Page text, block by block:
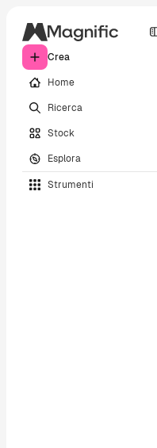
Crea
Home
Ricerca
Stock
Esplora
Strumenti